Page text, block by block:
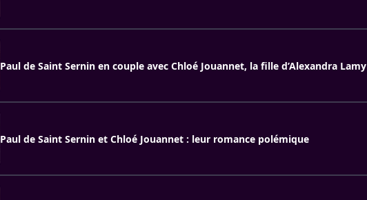
Paul de Saint Sernin en couple avec Chloé Jouannet, la fille d’Alexandra Lamy
Paul de Saint Sernin et Chloé Jouannet : leur romance polémique